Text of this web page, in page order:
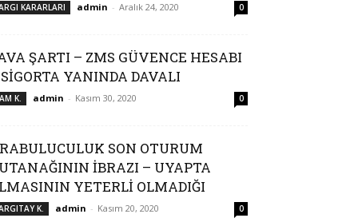
KARARLARI admin - Aralık 24, 2020 0
ŞARTI – ZMS GÜVENCE HESABI
YANINDA DAVALI
K. admin - Kasım 30, 2020 0
SON OTURUM
İBRAZI – UYAPTA
YETERLİ OLMADIĞI
K. admin - Kasım 20, 2020 0